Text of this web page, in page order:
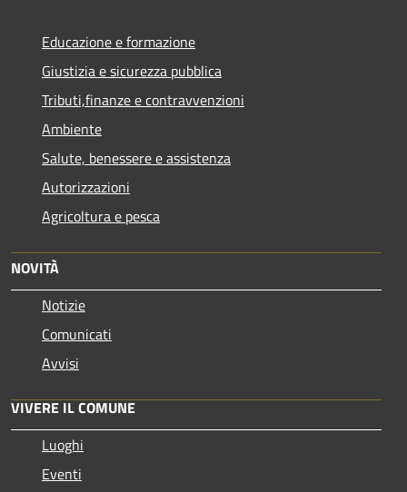
Educazione e formazione
Giustizia e sicurezza pubblica
Tributi,finanze e contravvenzioni
Ambiente
Salute, benessere e assistenza
Autorizzazioni
Agricoltura e pesca
NOVITÀ
Notizie
Comunicati
Avvisi
VIVERE IL COMUNE
Luoghi
Eventi